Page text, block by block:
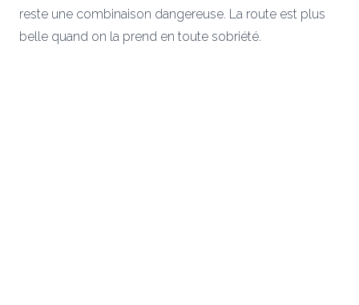
reste une combinaison dangereuse. La route est plus
belle quand on la prend en toute sobriété.